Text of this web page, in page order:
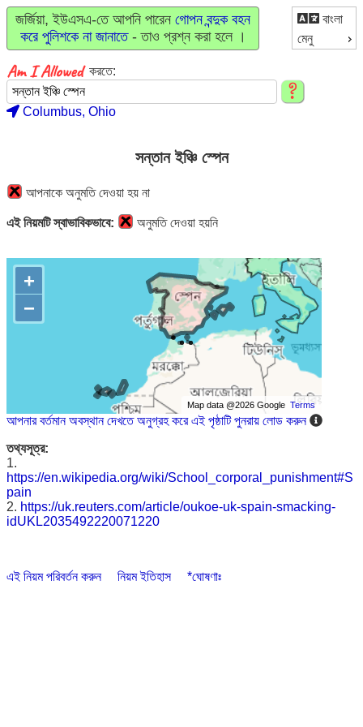
বাংলা
মেনু
জর্জিয়া, ইউএসএ-তে আপনি পারেন গোপন বন্দুক বহন
করে পুলিশকে না জানাতে- তাও প্রশ্ন করা হলে ।
করতে:
Columbus, Ohio
সন্তান ইঞ্চি স্পেন
আপনাকে অনুমতি দেওয়া হয় না
এই নিয়মটি স্বাভাবিকভাবে: অনুমতি দেওয়া হয়নি
+
−
Map data @2026 GoogleTerms
আপনার বর্তমান অবস্থান দেখতে অনুগ্রহ করে এই পৃষ্ঠাটি পুনরায় লোড করুন
তথ্যসূত্র:
1.
https://en.wikipedia.org/wiki/School_corporal_punishment#S
pain
2. https://uk.reuters.com/article/oukoe-uk-spain-smacking-
idUKL2035492220071220
এই নিয়ম পরিবর্তন করুন নিয়ম ইতিহাস *ঘোষণাঃ